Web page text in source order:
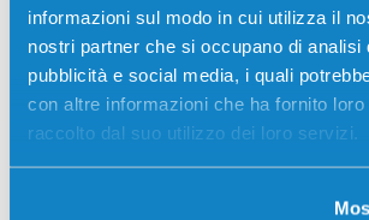
informazioni sul modo in cui utilizza il
nostri partner che si occupano di analisi
pubblicità e social media, i quali
con altre informazioni che ha fornito loro
raccolto dal suo utilizzo dei loro servizi.